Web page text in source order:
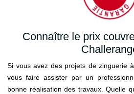
Connaître le prix
Si vous avez des projets de zinguerie
vous faire assister par un
bonne réalisation des travaux. Quelle